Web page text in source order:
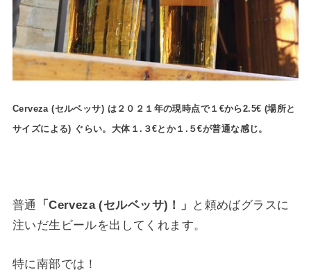
Cerveza (セルベッサ) は２０２１年の現時点で１€から2.5€ (場所と
サイズによる) ぐらい。大体１.３€とか１.５€が普通な感じ。
普通 「Cerveza (セルベッサ)！」
と頼めばグラスに
注いだ生ビールを出してくれます。
特に南部では！